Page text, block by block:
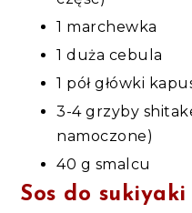
1 marchewka
1 duża cebula
1 pół główki
3-4 grzyby
namoczone)
40 g smalcu
Sos do sukiyaki